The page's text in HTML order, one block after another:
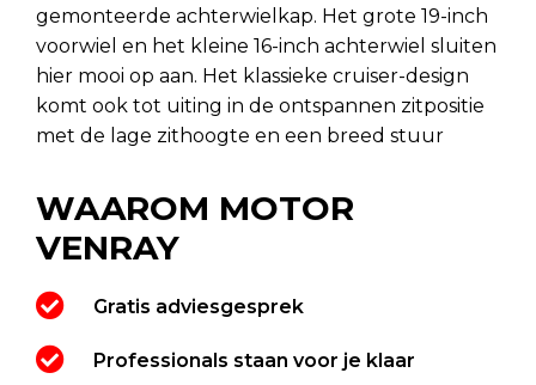
gemonteerde achterwielkap. Het grote 19-inch
voorwiel en het kleine 16-inch achterwiel sluiten
hier mooi op aan. Het klassieke cruiser-design
komt ook tot uiting in de ontspannen zitpositie
met de lage zithoogte en een breed stuur
WAAROM MOTOR
VENRAY
Gratis adviesgesprek
Professionals staan voor je klaar